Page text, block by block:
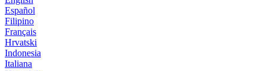
Español
Filipino
Français
Hrvatski
Indonesia
Italiana